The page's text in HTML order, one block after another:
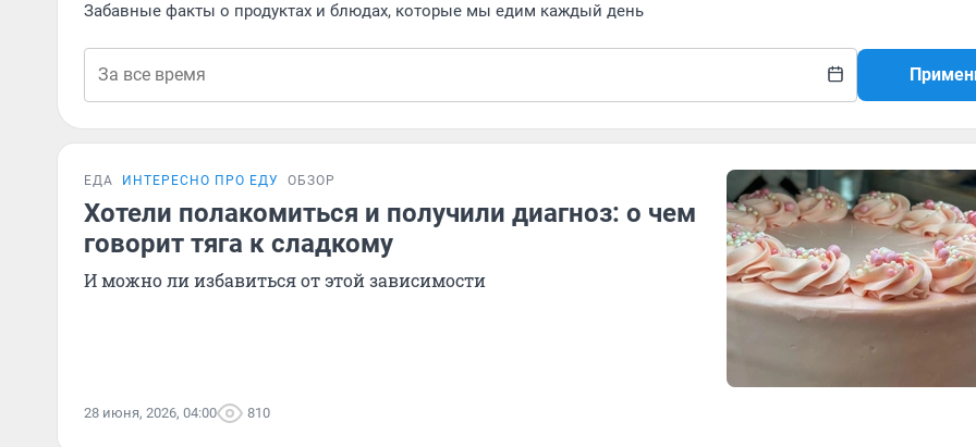
Забавные факты о продуктах и блюдах, которые мы едим каждый день
ЕДА ИНТЕРЕСНО ПРО ЕДУ ОБЗОР
Хотели полакомиться и получили диагноз: о чем
говорит тяга к сладкому
И можно ли избавиться от этой зависимости
28 июня, 2026, 04:00 810